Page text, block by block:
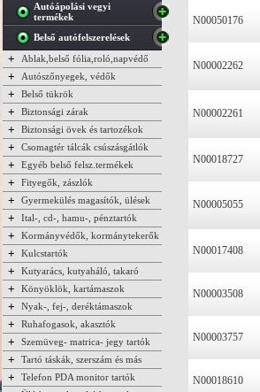
Autóápolási vegyi
termékek
Belső autófelszerelések
+ Ablak,belső fólia,roló,napvédő
+ Autószőnyegek, védők
+ Belső tükrök
+ Biztonsági zárak
+ Biztonsági övek és tartozékok
+ Csomagtér tálcák csúszásgátlók
+ Egyéb belső felsz.termékek
+ Fityegők, zászlók
+ Gyermekülés magasítók, ülések
+ Ital-, cd-, hamu-, pénztartók
+ Kormányvédők, kormánytekerők
+ Kulcstartók
+ Kutyarács, kutyaháló, takaró
+ Könyöklök, kartámaszok
+ Nyak-, fej-, deréktámaszok
+ Ruhafogasok, akasztók
+ Szemüveg- matrica- jegy tartók
+ Tartó táskák, szerszám és más
+ Telefon PDA monitor tartók
N00050176
N00002262
N00002261
N00018727
N00005055
N00017408
N00003508
N00003757
N00018610